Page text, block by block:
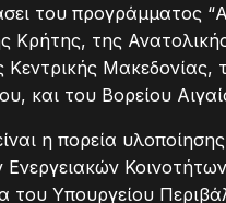
του προγράμματος
Κρήτης, της
Μακεδονίας,
και του Βορείου
η πορεία
Ενεργειακών
του Υπουργείου